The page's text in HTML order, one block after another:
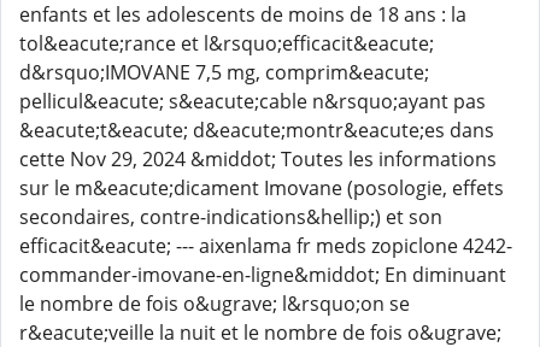
enfants et les adolescents de moins de 18 ans : la
tol&eacute;rance et l&rsquo;efficacit&eacute;
d&rsquo;IMOVANE 7,5 mg, comprim&eacute;
pellicul&eacute; s&eacute;cable n&rsquo;ayant pas
&eacute;t&eacute; d&eacute;montr&eacute;es dans
cette Nov 29, 2024 &middot; Toutes les informations
sur le m&eacute;dicament Imovane (posologie, effets
secondaires, contre-indications&hellip;) et son
efficacit&eacute; --- aixenlama fr meds zopiclone 4242-
commander-imovane-en-ligne&middot; En diminuant
le nombre de fois o&ugrave; l&rsquo;on se
r&eacute;veille la nuit et le nombre de fois o&ugrave;